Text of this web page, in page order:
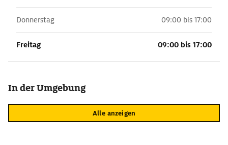
Donnerstag 09:00 bis 17:00
Freitag 09:00 bis 17:00
In der Umgebung
Alle anzeigen